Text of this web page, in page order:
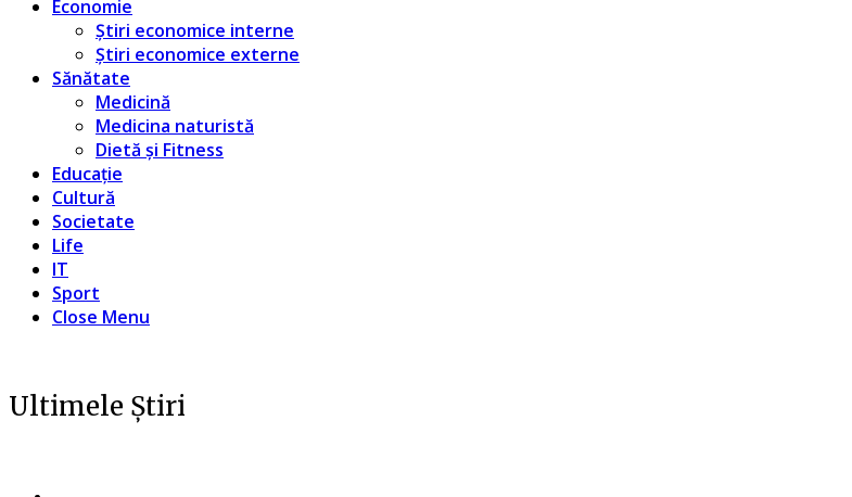
Economie
Știri economice interne
Știri economice externe
Sănătate
Medicină
Medicina naturistă
Dietă și Fitness
Educație
Cultură
Societate
Life
IT
Sport
Close Menu
Ultimele Știri